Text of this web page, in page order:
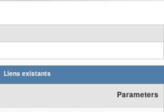
Liens existants
Parameters